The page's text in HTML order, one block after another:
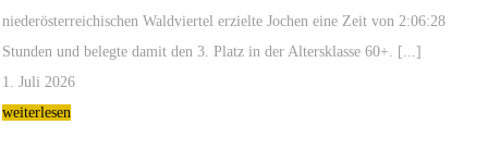
niederösterreichischen Waldviertel erzielte Jochen eine Zeit von 2:06:28
Stunden und belegte damit den 3. Platz in der Altersklasse 60+. [...]
1. Juli 2026
weiterlesen